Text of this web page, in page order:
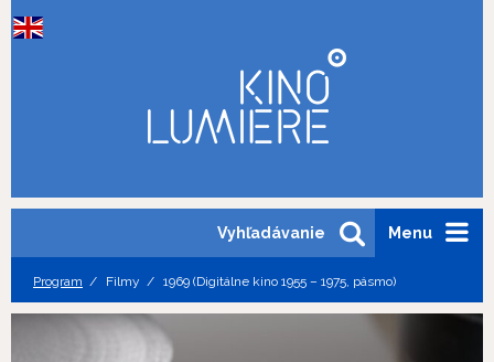
Menu
Vyhľadávanie
Program Filmy 1969 (Digitálne kino 1955 – 1975, pásmo)